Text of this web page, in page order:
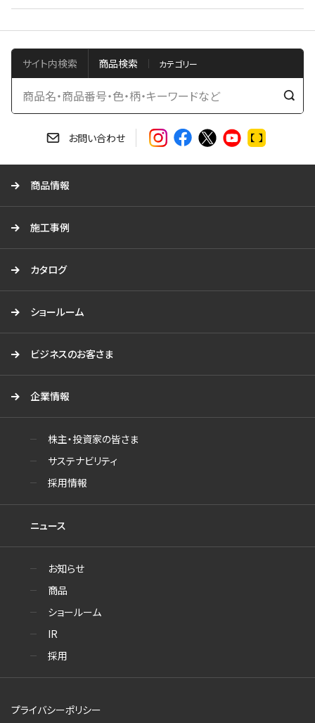
サイト内検索 商品検索
検
お問い合わせ
商品情報
施工事例
カタログ
ショールーム
ビジネスのお客さま
企業情報
株主・投資家の皆さま
サステナビリティ
採用情報
ニュース
お知らせ
商品
ショールーム
IR
採用
プライバシーポリシー